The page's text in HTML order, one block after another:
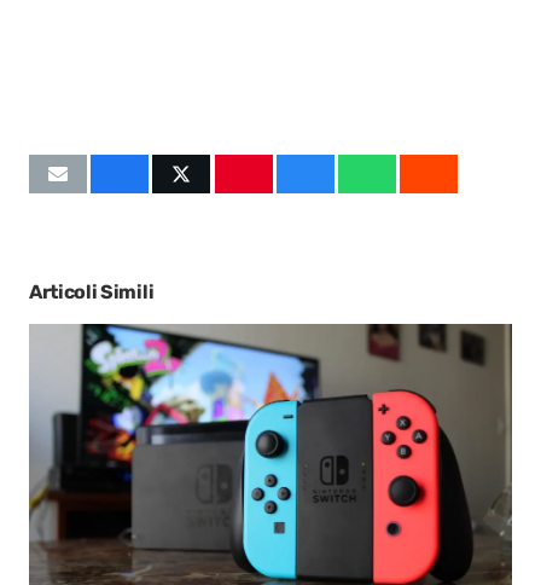
Articoli Simili